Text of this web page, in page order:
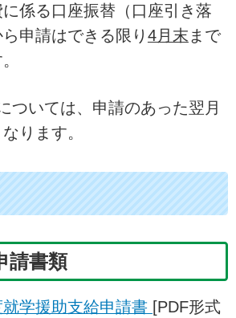
係る口座振替（口座引き落
申請はできる限り 4月末 まで
ついては、申請のあった翌月
ります。
請書類
学援助支給申請書 [PDF形式